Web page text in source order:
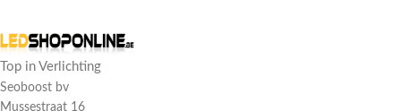
Top in Verlichting
Seoboost bv
Mussestraat 16